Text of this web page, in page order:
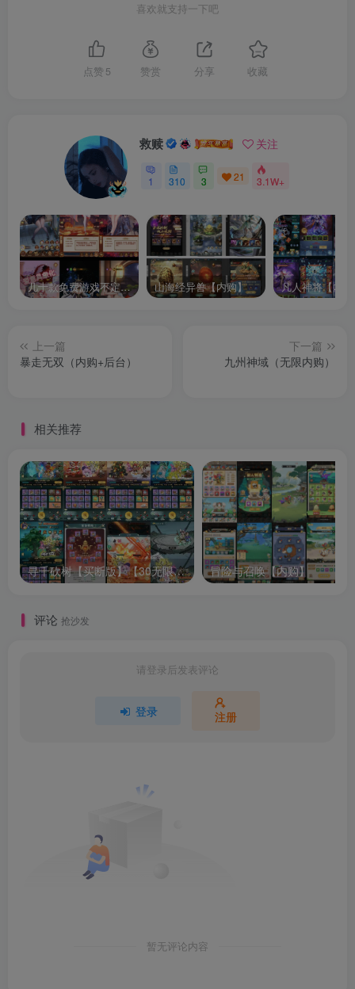
喜欢就支持一下吧
点赞 5 赞赏 分享 收藏
救赎 关注
1 310 3 21 3.1W+
几十款免费游戏不定时更新自行测试 山海经异兽【内购】 凡人神将【内
上一篇
暴走无双（内购+后台）
下一篇
九州神域（无限内购）
相关推荐
寻千砍树【买断版】【30无限代金】 冒险与召唤【内购】
评论 抢沙发
请登录后发表评论
登录 注册
暂无评论内容